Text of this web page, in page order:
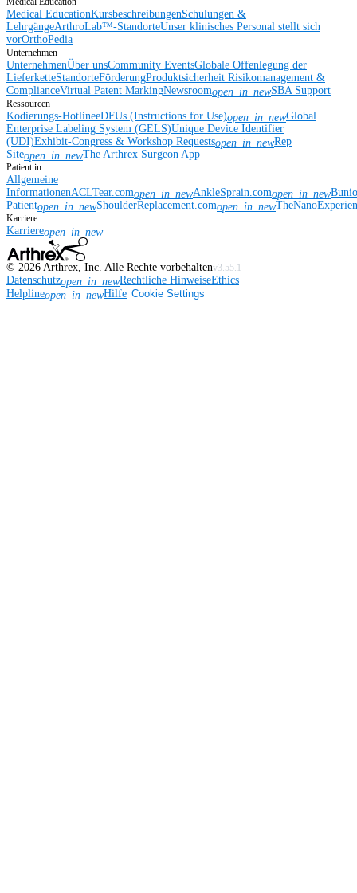
Medical EducationKursbeschreibungenSchulungen &
LehrgängeArthroLab™-StandorteUnser klinisches Personal stellt sich
vorOrthoPedia
Unternehmen
UnternehmenÜber unsCommunity EventsGlobale Offenlegung der
LieferketteStandorteFörderungProduktsicherheit Risikomanagement &
ComplianceVirtual Patent MarkingNewsroomopen_in_newSBA Support
Ressourcen
Kodierungs-HotlineeDFUs (Instructions for Use)open_in_newGlobal
Enterprise Labeling System (GELS)Unique Device Identifier
(UDI)Exhibit-Congress & Workshop Requestsopen_in_newRep
Siteopen_in_newThe Arthrex Surgeon App
Patient:in
Allgemeine
InformationenACLTear.comopen_in_newAnkleSprain.comopen_in_new
Patientopen_in_newShoulderReplacement.comopen_in_new
Karriere
Karriereopen_in_new
© 2026 Arthrex, Inc. Alle Rechte vorbehaltenv3.55.1
Datenschutzopen_in_newRechtliche HinweiseEthics
Helplineopen_in_newHilfe Cookie Settings